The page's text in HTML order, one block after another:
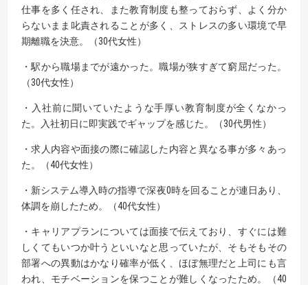
仕事を多く任され、また教育制度も整っておらず、よく分か
らないまま叱責されることが多く、ストレスの多い環境で早
期離職を決意。（30代女性）
・駅から職場までが遠かった。職場が狭すぎて窮屈だった。
（30代女性）
・入社前に聞いていたような手厚い教育制度が全くなかっ
た。入社初日に即実践でギャップを感じた。（30代男性）
・求人内容や面接の際に確認した内容と異なる事が多々あっ
た。（40代女性）
・新システム導入時の指導で深夜0時を回ることが連日あり、
体調を崩したため。（40代女性）
・キャリアプランについては面接で伝えており、すぐには難
しくてもいつか叶うといいなと思っていたが、そもそもその
部署への異動はかなり確率が低く、ほぼ無理だと上司にも言
われ、モチベーションを保つことが難しくなったため。（40